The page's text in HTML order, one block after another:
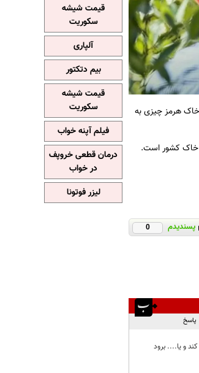
هرمز چیزی به
خاک کشور است.
پسندیدم 0
پاسخ
و یا.... برود
قیمت شیشه
سکوریت
آلپاری
بیم دتکتور
قیمت شیشه
سکوریت
فیلم آپنه خواب
درمان قطعی خروپف
در خواب
لیزر فوتونا